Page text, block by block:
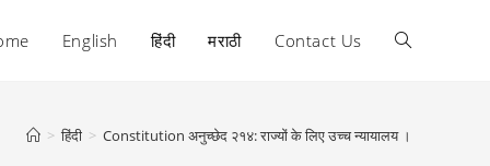
English हिंदी मराठी Contact Us Toggle
> हिंदी > Constitution अनुच्छेद २१४: राज्यों के लिए उच्च न्यायालय ।